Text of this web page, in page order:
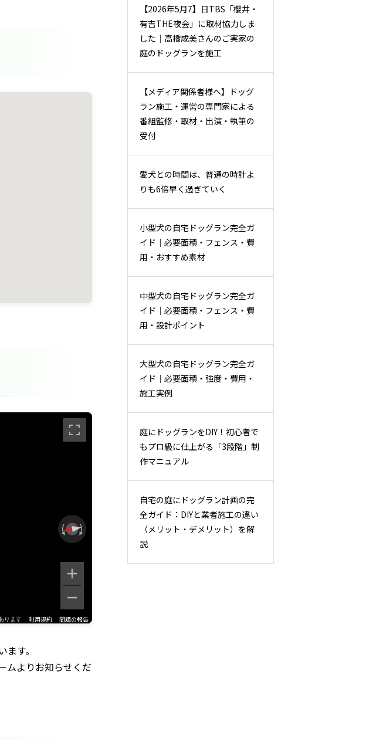
ります 利用規約 問題の報告
す。
ムよりお知らせくだ
【2026年5月7】日TBS「櫻井・
有吉THE夜会」に取材協力しま
した｜高橋成美さんのご実家の
庭のドッグランを施工
【メディア関係者様へ】ドッグ
ラン施工・運営の専門家による
番組監修・取材・出演・執筆の
受付
愛犬との時間は、普通の時計よ
りも6倍早く過ぎていく
小型犬の自宅ドッグラン完全ガ
イド｜必要面積・フェンス・費
用・おすすめ素材
中型犬の自宅ドッグラン完全ガ
イド｜必要面積・フェンス・費
用・設計ポイント
大型犬の自宅ドッグラン完全ガ
イド｜必要面積・強度・費用・
施工実例
庭にドッグランをDIY！初心者で
もプロ級に仕上がる「3段階」制
作マニュアル
自宅の庭にドッグラン計画の完
全ガイド：DIYと業者施工の違い
（メリット・デメリット）を解
説